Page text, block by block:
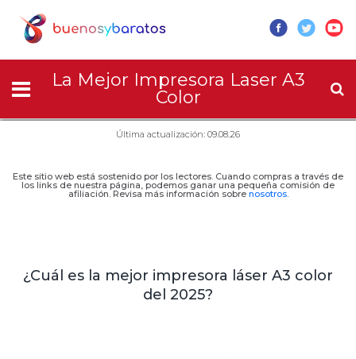
La Mejor Impresora Laser A3
Color
Última actualización: 09.08.26
Este sitio web está sostenido por los lectores. Cuando compras a través de
los links de nuestra página, podemos ganar una pequeña comisión de
afiliación. Revisa más información sobre nosotros.
¿Cuál es la mejor impresora láser A3 color
del 2025?